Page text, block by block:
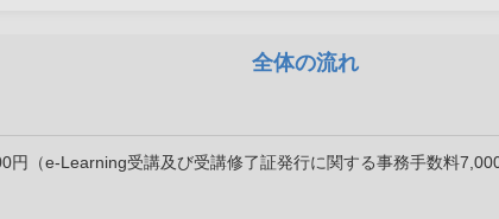
全体の流れ
円（e-Learning受講及び受講修了証発行に関する事務手数料